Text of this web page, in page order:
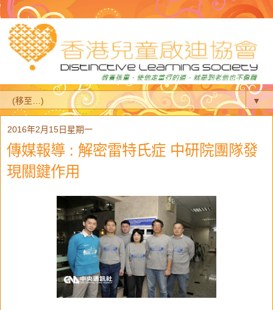
▼
2016年2月15日星期一
傳媒報導 : 解密雷特氏症 中研院團隊發
現關鍵作用